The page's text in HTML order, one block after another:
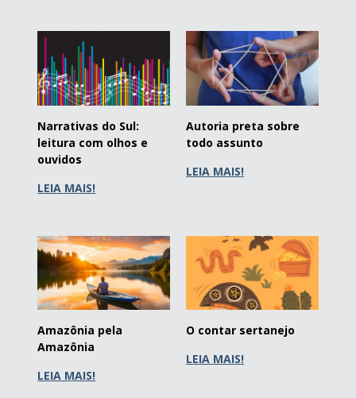
Narrativas do Sul:
leitura com olhos e
ouvidos
LEIA MAIS!
Autoria preta sobre
todo assunto
LEIA MAIS!
Amazônia pela
Amazônia
LEIA MAIS!
O contar sertanejo
LEIA MAIS!